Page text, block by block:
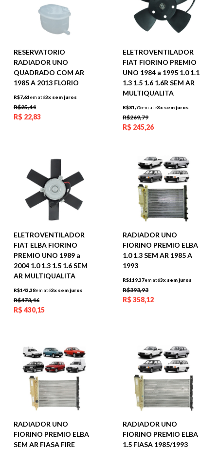
RESERVATORIO
RADIADOR UNO
QUADRADO COM AR
1985 A 2013 FLORIO
R$7,61 em até3x sem juros
R$25,11
R$ 22,83
ELETROVENTILADOR
FIAT FIORINO PREMIO
UNO 1984 a 1995 1.0 1.1
1.3 1.5 1.6 1.6R SEM AR
MULTIQUALITA
R$81,75em até3x sem juros
R$269,79
R$ 245,26
ELETROVENTILADOR
FIAT ELBA FIORINO
PREMIO UNO 1989 a
2004 1.0 1.3 1.5 1.6 SEM
AR MULTIQUALITA
R$143,38em até3x sem juros
R$473,16
R$430,15
RADIADOR UNO
FIORINO PREMIO ELBA
1.0 1.3 SEM AR 1985 A
1993
R$119,37em até3x sem juros
R$393,93
R$358,12
RADIADOR UNO
FIORINO PREMIO ELBA
SEM AR FIASA FIRE
RADIADOR UNO
FIORINO PREMIO ELBA
1.5 FIASA 1985/1993